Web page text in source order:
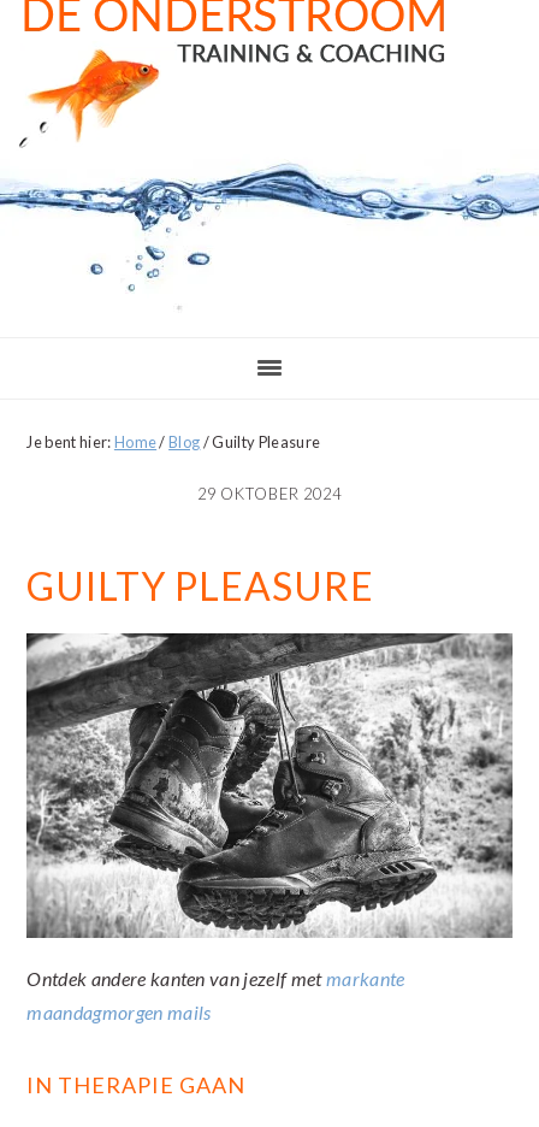
hoofd
eerste
voettekst
Je bent hier:Home/Blog/Guilty Pleasure
29 OKTOBER 2024
GUILTY PLEASURE
Ontdek andere kanten van jezelf metmarkante
maandagmorgen mails
IN THERAPIE GAAN